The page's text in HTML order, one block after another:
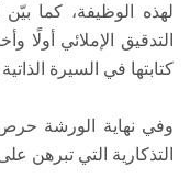
لهذه الوظيفة، كما
التدقيق الإملائي أولًا
كتابتها في السيرة
وفي نهاية الورشة
التذكارية التي تبرهن